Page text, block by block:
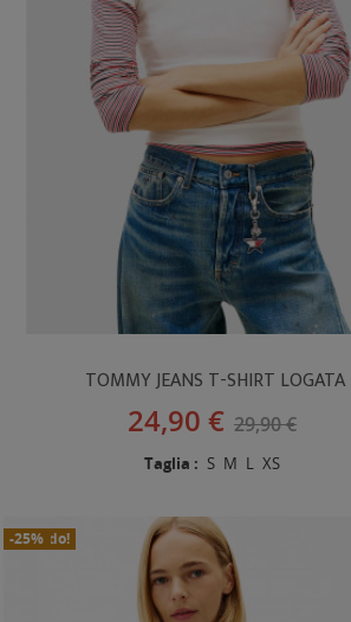
TOMMY JEANS T-SHIRT LOGATA
24,90 € 29,90 €
Taglia : S M L XS
In Saldo!
Nuovo
-25%